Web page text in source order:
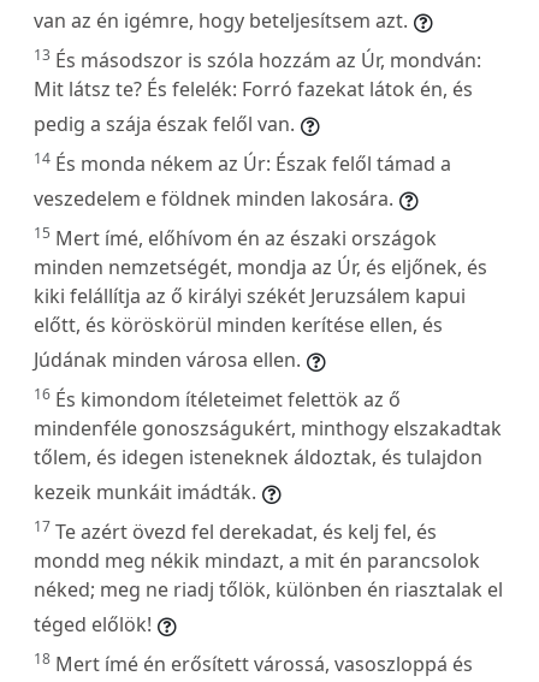
van az én igémre, hogy beteljesítsem azt.
13 És másodszor is szóla hozzám az Úr, mondván:
Mit látsz te? És felelék: Forró fazekat látok én, és
pedig a szája észak felől van.
14 És monda nékem az Úr: Észak felől támad a
veszedelem e földnek minden lakosára.
15 Mert ímé, előhívom én az északi országok
minden nemzetségét, mondja az Úr, és eljőnek, és
kiki felállítja az ő királyi székét Jeruzsálem kapui
előtt, és köröskörül minden kerítése ellen, és
Júdának minden városa ellen.
16 És kimondom ítéleteimet felettök az ő
mindenféle gonoszságukért, minthogy elszakadtak
tőlem, és idegen isteneknek áldoztak, és tulajdon
kezeik munkáit imádták.
17 Te azért övezd fel derekadat, és kelj fel, és
mondd meg nékik mindazt, a mit én parancsolok
néked; meg ne riadj tőlök, különben én riasztalak el
téged előlök!
18 Mert ímé én erősített várossá, vasoszloppá és